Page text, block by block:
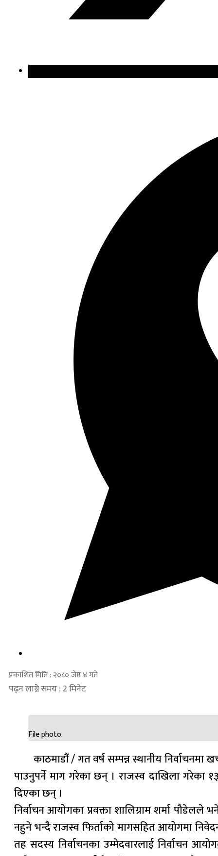
प्रकाशित मिति : २०८० जेष्ठ ४ गते
पढ्न लाग्ने समय : 2 मिनेट
File photo.
काठमाडौं / गत वर्ष सम्पन्न स्थानीय
पाउनुपर्ने माग गरेका छन् । राजस्व दाखिला गरेका
दिएका छन् ।
निर्वाचन आयोगका प्रवक्ता शालिग्राम शर्मा
नहुने भन्दै राजस्व फिर्ताको मागसहित आयोगमा
तह सदस्य निर्वाचनका उम्मेदवारलाई निर्वाचन